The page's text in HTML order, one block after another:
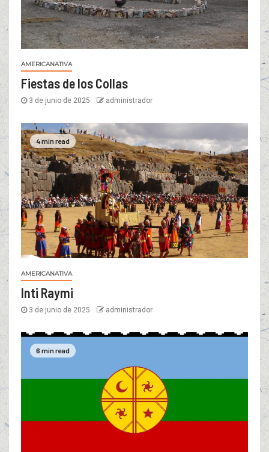
AMERICANATIVA
Fiestas de los Collas
3 de junio de 2025 administrador
4 min read
AMERICANATIVA
Inti Raymi
3 de junio de 2025 administrador
6 min read